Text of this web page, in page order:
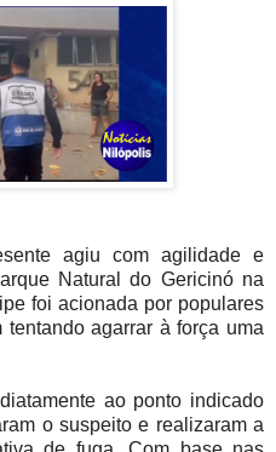
agiu com agilidade e
Natural do Gericinó na
foi acionada por populares
agarrar à força uma
ao ponto indicado
o suspeito e realizaram a